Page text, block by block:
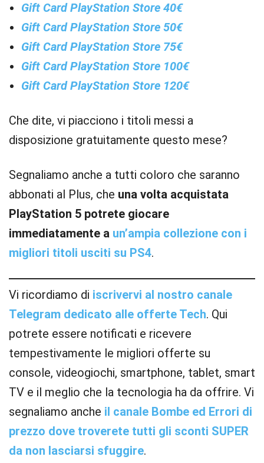
Gift Card PlayStation Store 40€
Gift Card PlayStation Store 50€
Gift Card PlayStation Store 75€
Gift Card PlayStation Store 100€
Gift Card PlayStation Store 120€
Che dite, vi piacciono i titoli messi a
disposizione gratuitamente questo mese?
Segnaliamo anche a tutti coloro che saranno
abbonati al Plus, che una volta acquistata
PlayStation 5 potrete giocare
immediatamente a un’ampia collezione con i
migliori titoli usciti su PS4.
Vi ricordiamo di iscrivervi al nostro canale
Telegram dedicato alle offerte Tech. Qui
potrete essere notificati e ricevere
tempestivamente le migliori offerte su
console, videogiochi, smartphone, tablet, smart
TV e il meglio che la tecnologia ha da offrire. Vi
segnaliamo anche il canale Bombe ed Errori di
prezzo dove troverete tutti gli sconti SUPER
da non lasciarsi sfuggire.